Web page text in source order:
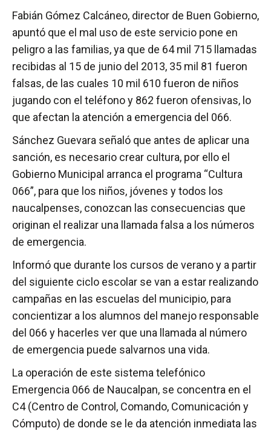
Fabián Gómez Calcáneo, director de Buen Gobierno,
apuntó que el mal uso de este servicio pone en
peligro a las familias, ya que de 64 mil 715 llamadas
recibidas al 15 de junio del 2013, 35 mil 81 fueron
falsas, de las cuales 10 mil 610 fueron de niños
jugando con el teléfono y 862 fueron ofensivas, lo
que afectan la atención a emergencia del 066.
Sánchez Guevara señaló que antes de aplicar una
sanción, es necesario crear cultura, por ello el
Gobierno Municipal arranca el programa “Cultura
066”, para que los niños, jóvenes y todos los
naucalpenses, conozcan las consecuencias que
originan el realizar una llamada falsa a los números
de emergencia.
Informó que durante los cursos de verano y a partir
del siguiente ciclo escolar se van a estar realizando
campañas en las escuelas del municipio, para
concientizar a los alumnos del manejo responsable
del 066 y hacerles ver que una llamada al número
de emergencia puede salvarnos una vida.
La operación de este sistema telefónico
Emergencia 066 de Naucalpan, se concentra en el
C4 (Centro de Control, Comando, Comunicación y
Cómputo) de donde se le da atención inmediata las